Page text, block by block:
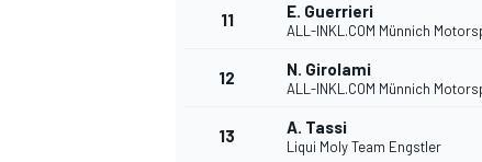
11 E. Guerrieri
ALL-INKL.COM Münnich
12 N. Girolami
ALL-INKL.COM Münnich
13 A. Tassi
Liqui Moly Team Engstler